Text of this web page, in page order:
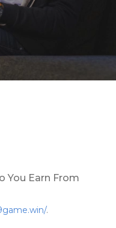
You Earn From
.